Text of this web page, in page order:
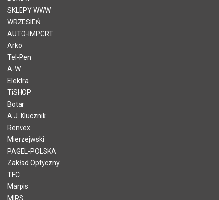
SKLEPY WWW
WRZESIEŃ
AUTO-IMPORT
Arko
Tel-Pen
A-W
Elektra
TiSHOP
Botar
A.J. Klucznik
Renvex
Mierzejwski
PAGEL-POLSKA
Zakład Optyczny
TFC
Marpis
MIRS